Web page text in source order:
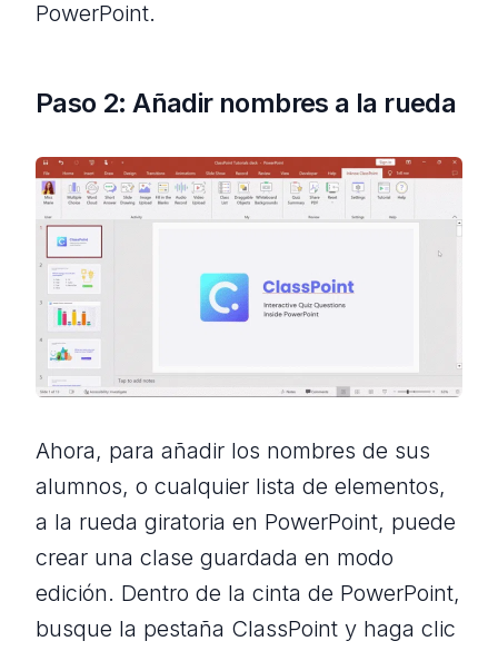
PowerPoint.
Paso 2: Añadir nombres a la rueda
Ahora, para añadir los nombres de sus
alumnos, o cualquier lista de elementos,
a la rueda giratoria en PowerPoint, puede
crear una clase guardada en modo
edición. Dentro de la cinta de PowerPoint,
busque la pestaña ClassPoint y haga clic